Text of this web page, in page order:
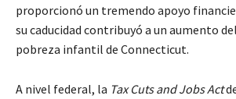
proporcionó un tremendo apoyo
su caducidad contribuyó a un aumento
pobreza infantil de Connecticut.
A nivel federal, la Tax Cuts and Jobs Act